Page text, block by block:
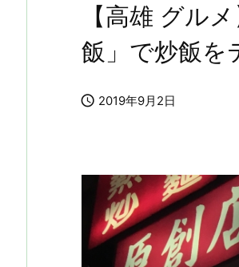
【高雄 グル
飯」で炒飯を
 2019年9月2日